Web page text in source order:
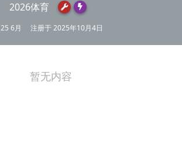
2026体育
25 6月 注册于2025年10月4日
暂无内容